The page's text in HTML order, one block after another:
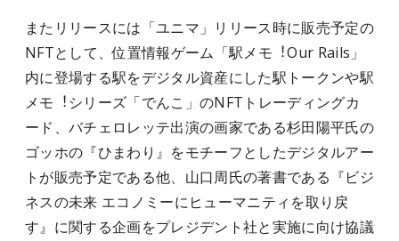
またリリースには「ユニマ」リリース時に販売予定の
NFTとして、位置情報ゲーム「駅メモ︕Our Rails」
内に登場する駅をデジタル資産にした駅トークンや駅
メモ︕シリーズ「でんこ」のNFTトレーディングカ
ード、バチェロレッテ出演の画家である杉⽥陽平⽒の
ゴッホの『ひまわり』をモチーフとしたデジタルアー
トが販売予定である他、⼭⼝周⽒の著書である『ビジ
ネスの未来 エコノミーにヒューマニティを取り戻
す』に関する企画をプレジデント社と実施に向け協議